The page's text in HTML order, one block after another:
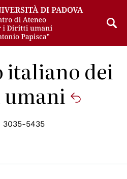
dei
3035-5435